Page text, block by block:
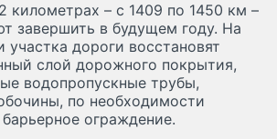
километрах – с 1409 по 1450 км –
завершить в будущем году. На
дороги восстановят
слой дорожного покрытия,
водопропускные трубы,
по необходимости
ограждение.